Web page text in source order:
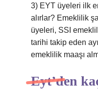
3) EYT üyeleri ilk
alırlar? Emeklilik
üyeleri, SSI
tarihi takip eden
emeklilik maaşı
Eyt’den